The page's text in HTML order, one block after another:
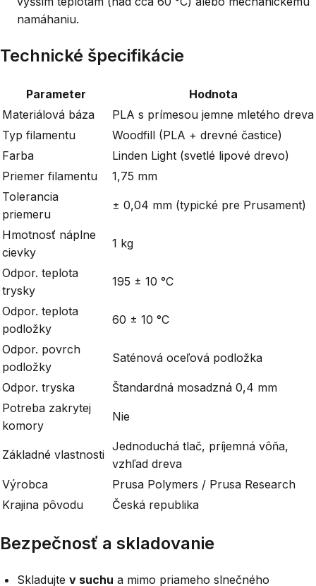
namáhaniu.
Technické špecifikácie
Parameter
Hodnota
Materiálová báza
PLA s prímesou jemne mletého dreva
Typ filamentu
Woodfill (PLA + drevné častice)
Farba
Linden Light (svetlé lipové drevo)
Priemer filamentu
1,75 mm
Tolerancia
priemeru
± 0,04 mm (typické pre Prusament)
Hmotnosť náplne
cievky
1 kg
Odpor. teplota
trysky
195 ± 10 °C
Odpor. teplota
podložky
60 ± 10 °C
Odpor. povrch
podložky
Saténová oceľová podložka
Odpor. tryska
Štandardná mosadzná 0,4 mm
Potreba zakrytej
komory
Nie
Základné vlastnosti
Jednoduchá tlač, príjemná vôňa,
vzhľad dreva
Výrobca
Prusa Polymers / Prusa Research
Krajina pôvodu
Česká republika
Bezpečnosť a skladovanie
Skladujte v suchu a mimo priameho slnečného